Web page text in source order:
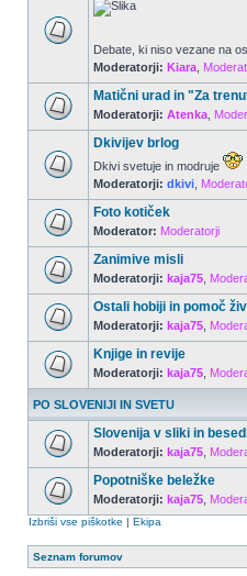
Debate, ki niso vezane na
Moderatorji: Kiara
Matični urad in "Za
Moderatorji: Atenka
Dkivijev brlog
Dkivi svetuje in modruje
Moderatorji: dkivi
Foto kotiček
Moderator: Moderatorji
Zanimive misli
Moderatorji: kaja75
Ostali hobiji in pomoč
Moderatorji: kaja75
Knjige in revije
Moderatorji: kaja75
PO SLOVENIJI IN SVETU
Slovenija v sliki in
Moderatorji: kaja75
Popotniške beležke
Moderatorji: kaja75
Izbriši vse piškotke | Ekipa
Seznam forumov